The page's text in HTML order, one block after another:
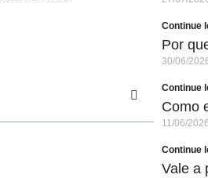
Continue
Por
30/06/
Continue
Como
11/06/2026
Continue
Vale a